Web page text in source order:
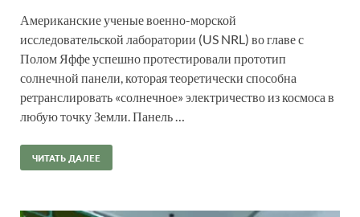
Американские ученые военно-морской
исследовательской лаборатории (US NRL) во главе с
Полом Яффе успешно протестировали прототип
солнечной панели, которая теоретически способна
ретранслировать «солнечное» электричество из космоса в
любую точку Земли. Панель …
ЧИТАТЬ ДАЛЕЕ